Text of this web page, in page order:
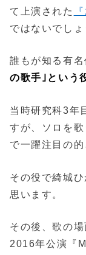
て上演された
ではないでしょ
誰もが知る有名
の歌手｣という
当時研究科3年
すが、ソロを
で一躍注目の的
その役で綺城
思います。
その後、歌の
2016年公演『